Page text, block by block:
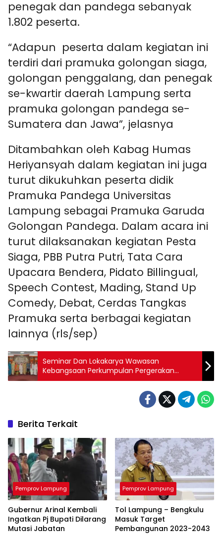
penegak dan pandega sebanyak
1.802 peserta.
“Adapun peserta dalam kegiatan ini
terdiri dari pramuka golongan siaga,
golongan penggalang, dan penegak
se-kwartir daerah Lampung serta
pramuka golongan pandega se-
Sumatera dan Jawa”, jelasnya
Ditambahkan oleh Kabag Humas
Heriyansyah dalam kegiatan ini juga
turut dikukuhkan peserta didik
Pramuka Pandega Universitas
Lampung sebagai Pramuka Garuda
Golongan Pandega. Dalam acara ini
turut dilaksanakan kegiatan Pesta
Siaga, PBB Putra Putri, Tata Cara
Upacara Bendera, Pidato Billingual,
Speech Contest, Mading, Stand Up
Comedy, Debat, Cerdas Tangkas
Pramuka serta berbagai kegiatan
lainnya (rls/sep)
Seminar Dan Lokakarya Wawasan
Kebangsaan Perkumpulan Pergerakan
Wanita Nasional
Berita Terkait
Pemprov Lampung
Gubernur Arinal Kembali
Ingatkan Pj Bupati Dilarang
Mutasi Jabatan
Pemprov Lampung
Tol Lampung – Bengkulu
Masuk Target
Pembangunan 2023-2043